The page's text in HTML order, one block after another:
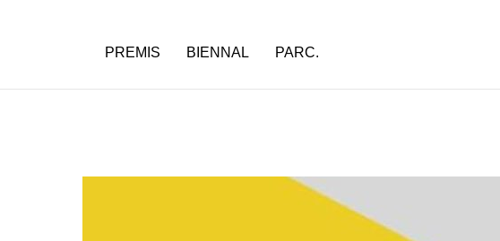
PREMIS BIENNAL PARC.